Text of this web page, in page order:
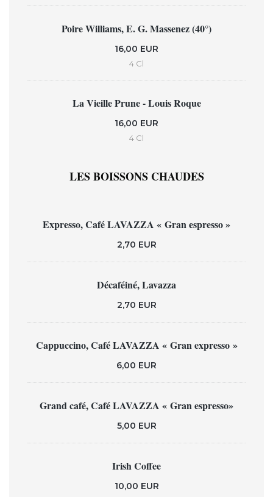
Poire Williams, E. G. Massenez (40°)
16,00 EUR
4 Cl
La Vieille Prune - Louis Roque
16,00 EUR
4 Cl
LES BOISSONS CHAUDES
Expresso, Café LAVAZZA « Gran espresso »
2,70 EUR
Décaféiné, Lavazza
2,70 EUR
Cappuccino, Café LAVAZZA « Gran expresso »
6,00 EUR
Grand café, Café LAVAZZA « Gran espresso»
5,00 EUR
Irish Coffee
10,00 EUR